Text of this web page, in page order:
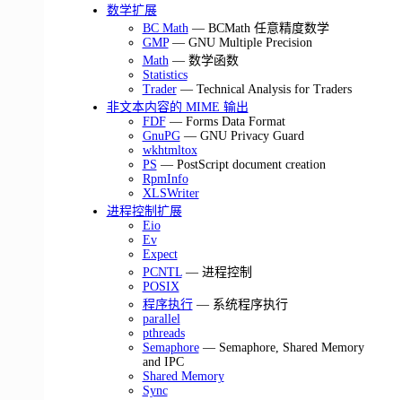
数学扩展
BC Math — BCMath 任意精度数学
GMP— GNU Multiple Precision
Math — 数学函数
Statistics
Trader— Technical Analysis for Traders
非文本内容的 MIME 输出
FDF— Forms Data Format
GnuPG— GNU Privacy Guard
wkhtmltox
PS — PostScript document creation
RpmInfo
XLSWriter
进程控制扩展
Eio
Ev
Expect
PCNTL— 进程控制
POSIX
程序执行— 系统程序执行
parallel
pthreads
Semaphore— Semaphore, Shared Memory
and IPC
Shared Memory
Sync